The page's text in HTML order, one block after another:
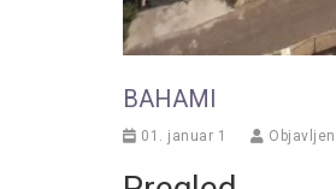
BAHAMI
01. januar 1